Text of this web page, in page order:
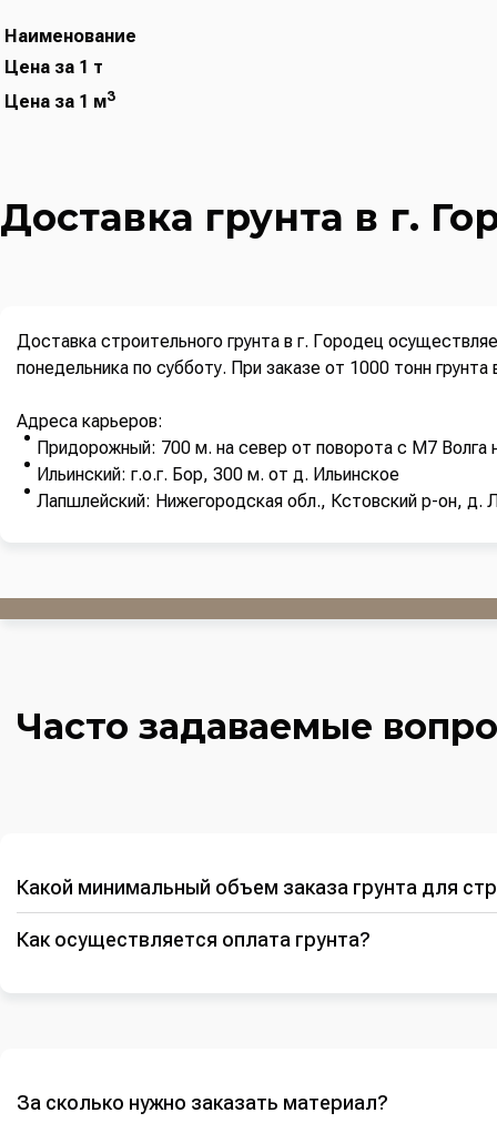
Наименование
Цена за 1 т
Цена за 1 м3
Доставка грунта в г.
Доставка строительного грунта в г. Городец
понедельника по субботу. При заказе от 1000 тонн
Адреса карьеров:
Придорожный: 700 м. на север от поворота с М7 Волга
Ильинский: г.о.г. Бор, 300 м. от д. Ильинское
Лапшлейский: Нижегородская обл., Кстовский р-он,
Часто задаваемые
Какой минимальный объем заказа грунта для
Как осуществляется оплата грунта?
За сколько нужно заказать материал?